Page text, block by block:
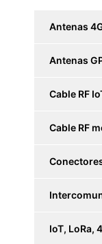
Antenas
Antenas
Cable RF
Cable RF
IoT, LoRa,